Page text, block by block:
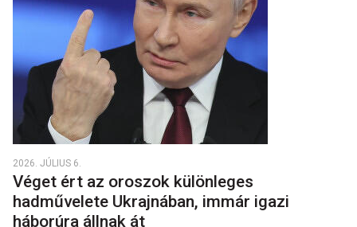
2026. JÚLIUS 6.
Véget ért az oroszok különleges
hadművelete Ukrajnában, immár igazi
háborúra állnak át